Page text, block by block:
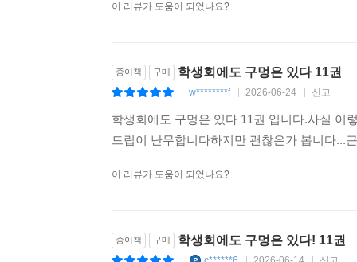
이 리뷰가 도움이 되었나요?
종이책 구매 학생회에도 구멍은 있다 11권
w********f 2026-06-24 신고
학생회에도 구멍은 있다 11권 입니다.사실 이
드립이 난무합니다하지만 괜찮은가 봅니다...
이 리뷰가 도움이 되었나요?
종이책 구매 학생회에도 구멍은 있다! 11권